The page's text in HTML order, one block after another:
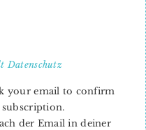
Datenschutz
your email to confirm
der Email in deiner